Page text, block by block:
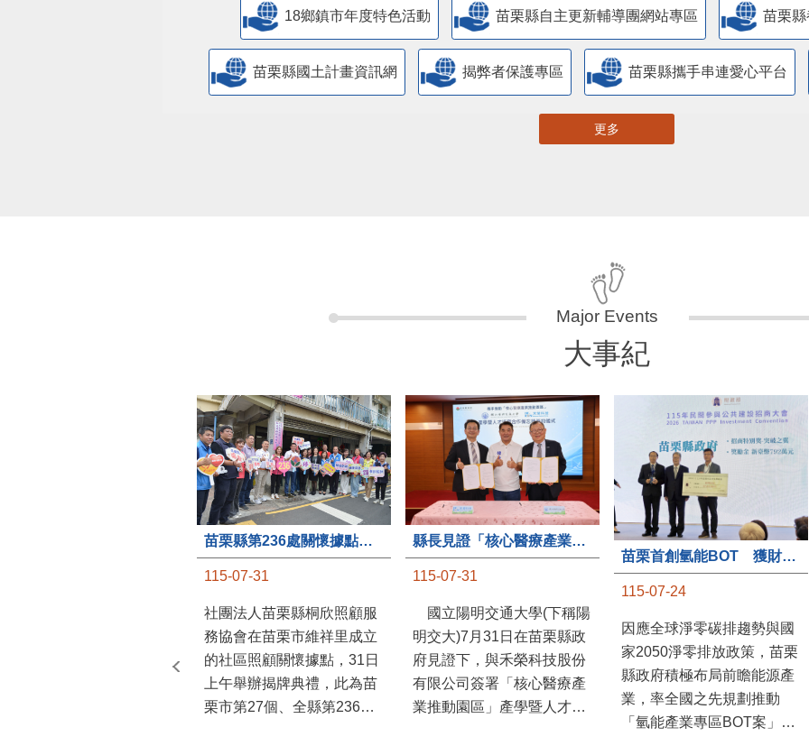
18鄉鎮市年度特色活動 苗栗縣自主更新輔導團網站專區 苗栗
苗栗縣國土計畫資訊網 揭弊者保護專區 苗栗縣攜手串連愛心平台
更多
大事紀
苗栗縣第236處關懷據點在苗栗市維祥里揭牌
115-07-31
社團法人苗栗縣桐欣照顧服
務協會在苗栗市維祥里成立
的社區照顧關懷據點，31日
上午舉辦揭牌典禮，此為苗
栗市第27個、全縣第236處
縣長見證「核心醫療產業推動園區」產學合作簽約儀式
115-07-31
國立陽明交通大學(下稱陽
明交大)7月31日在苗栗縣政
府見證下，與禾榮科技股份
有限公司簽署「核心醫療產
業推動園區」產學暨人才培
苗栗首創氫能BOT 獲財政部「突破之翼」肯定
115-07-24
因應全球淨零碳排趨勢與國
家2050淨零排放政策，苗栗
縣政府積極布局前瞻能源產
業，率全國之先規劃推動
「氫能產業專區BOT案」，